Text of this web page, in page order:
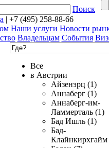
Поиск
| +7 (495) 258-88-66
Наши услуги Новости
Владельцам События
Все
в Австрии
Айзенэрц (1)
Аннаберг (1)
Аннаберг-им-
Ламмерталь (1)
Бад Ишль (1)
Бад-
Клайнкирхгайм